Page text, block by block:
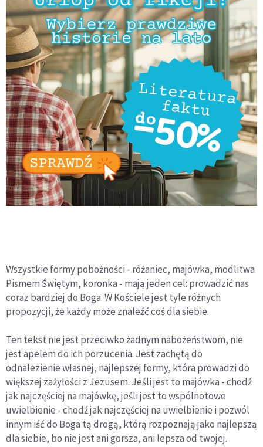
Wszystkie formy pobożności - różaniec, majówka, modlitwa
Pismem Świętym, koronka - mają jeden cel: prowadzić nas
coraz bardziej do Boga. W Kościele jest tyle różnych
propozycji, że każdy może znaleźć coś dla siebie.
Ten tekst nie jest przeciwko żadnym nabożeństwom, nie
jest apelem do ich porzucenia. Jest zachętą do
odnalezienie własnej, najlepszej formy, która prowadzi do
większej zażyłości z Jezusem. Jeśli jest to majówka - chodź
jak najczęściej na majówkę, jeśli jest to wspólnotowe
uwielbienie - chodź jak najczęściej na uwielbienie i pozwól
innym iść do Boga tą drogą, którą rozpoznają jako najlepszą
dla siebie, bo nie jest ani gorsza, ani lepsza od twojej.